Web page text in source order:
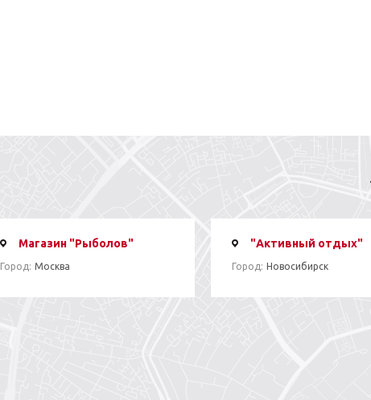
Магазин "Рыболов"
Город: Москва
"Активный отдых"
Город: Новосибирск